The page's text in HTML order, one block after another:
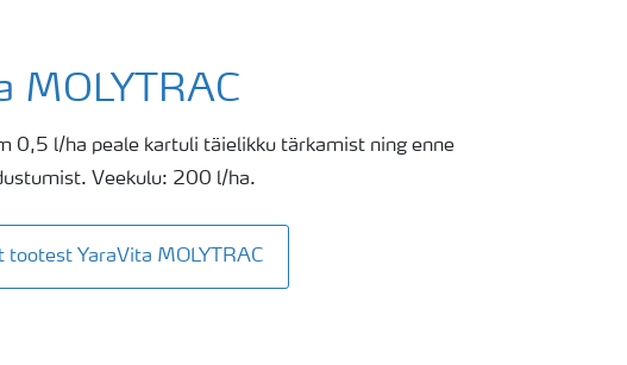
MOLYTRAC
0,5 l/ha peale kartuli täielikku tärkamist ning enne
Veekulu: 200 l/ha.
tootest YaraVita MOLYTRAC